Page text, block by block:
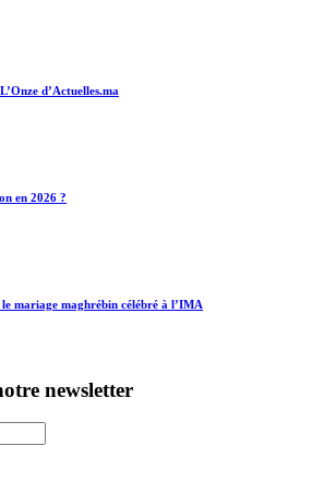
d’Actuelles.ma
en 2026 ?
mariage maghrébin célébré à l’IMA
newsletter